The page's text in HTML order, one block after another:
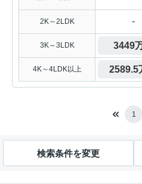
2K～2LDK -
3K～3LDK 3449
4K～4LDK以上 2589.5
1
検索条件を変更